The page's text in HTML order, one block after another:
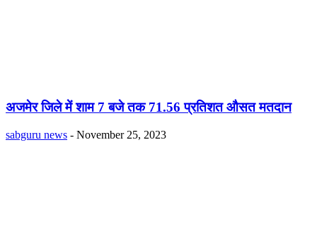
अजमेर जिले में शाम 7 बजे तक 71.56 प्रतिशत औसत मतदान
sabguru news - November 25, 2023